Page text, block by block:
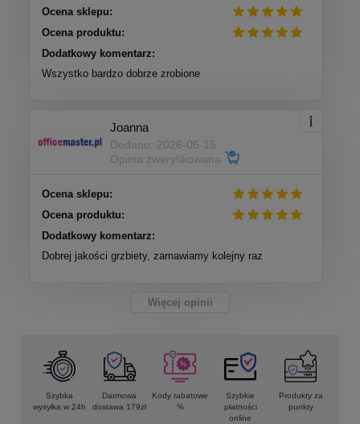
Ocena sklepu:
Ocena produktu:
Dodatkowy komentarz:
Wszystko bardzo dobrze zrobione
Joanna
Dodano: 2026-06-15
Opinia zweryfikowana
Ocena sklepu:
Ocena produktu:
Dodatkowy komentarz:
Dobrej jakości grzbiety, zamawiamy kolejny raz
Więcej opinii
Szybka
wysyłka w 24h
Darmowa
dostawa 179zł
Kody rabatowe
%
Szybkie
płatności
online
Produkty za
punkty